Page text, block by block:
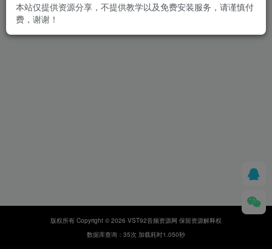
版权所有 Copyright © 2026 VST92音频资源网 保留资源解释权
数据库查询：35次 加载耗时1.050秒
本站仅提供资源分享，不提供教学以及免费安装服务，请谨慎付
费，谢谢！